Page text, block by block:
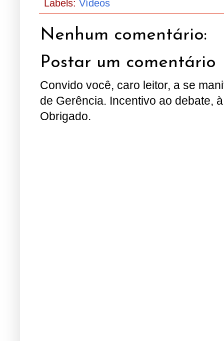
Labels: Vídeos
Nenhum comentário:
Postar um comentário
Convido você, caro leitor, a se
de Gerência. Incentivo ao debate,
Obrigado.